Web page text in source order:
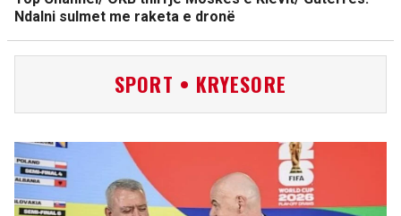
Ndalni sulmet me raketa e dronë
SPORT • KRYESORE